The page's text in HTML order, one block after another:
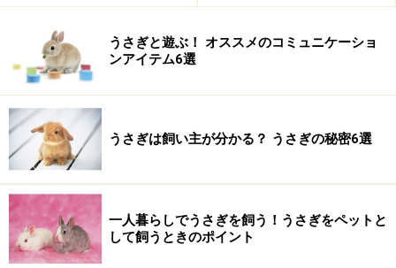
介護が必要な、動けないうさぎにとって、この「目」で
の会話が、どれだけ役にたったでしょう。
以前うちの施設でお預かりした、寝たきりで四肢を全く
動かせない状態のうさぎは、ほんの少し開いたまぶたか
ら、漆黒のガラス球のような目で、私の問いかけに応え
てくれました。水が飲みたい、お尻が濡れた、など、私
の質問に（……うん）（……そうじゃない、眠いの）と答え
ているような……もちろんこの答えは私の思い込みにほか
ならないのですが、それでも意思の疎通ができたと感
うさぎと遊ぶ！ オススメのコミュニケーショ
ンアイテム6選
うさぎは飼い主が分かる？ うさぎの秘密6選
一人暮らしでうさぎを飼う！うさぎをペットと
して飼うときのポイント